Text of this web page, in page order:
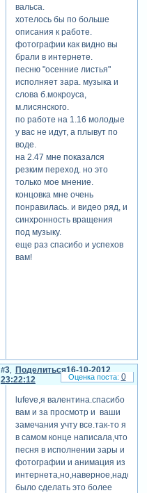
вальса.
хотелось бы по больше
описания к работе.
фотографии как видно вы
брали в интернете.
песню "осенние листья"
исполняет зара. музыка и
слова б.мокроуса,
м.лисянского.
по работе на 1.16 молодые
у вас не идут, а плывут по
воде.
на 2.47 мне показался
резким переход. но это
только мое мнение.
концовка мне очень
понравилась. и видео ряд, и
синхронность вращения
под музыку.
еще раз спасибо и успехов
вам!
Поделиться
3
16-10-2012
23:22:12
lufeve,я валентина.спасибо
вам и за просмотр и ваши
замечания учту все.так-то я
в самом конце написала,что
песня в исполнении зары и
фотографии и анимация из
интернета,но,наверное,надо
было сделать это более
0